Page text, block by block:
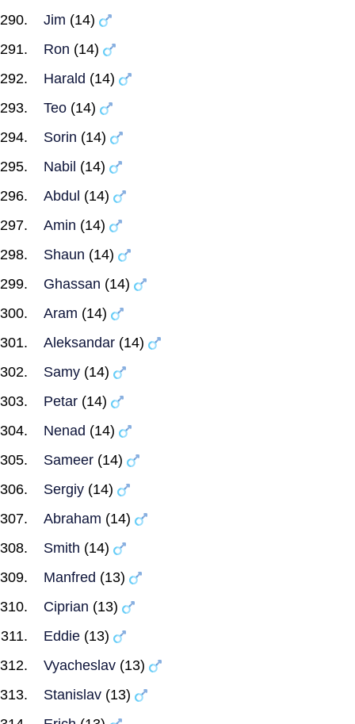
Jim (14)
Ron (14)
Harald (14)
Teo (14)
Sorin (14)
Nabil (14)
Abdul (14)
Amin (14)
Shaun (14)
Ghassan (14)
Aram (14)
Aleksandar (14)
Samy (14)
Petar (14)
Nenad (14)
Sameer (14)
Sergiy (14)
Abraham (14)
Smith (14)
Manfred (13)
Ciprian (13)
Eddie (13)
Vyacheslav (13)
Stanislav (13)